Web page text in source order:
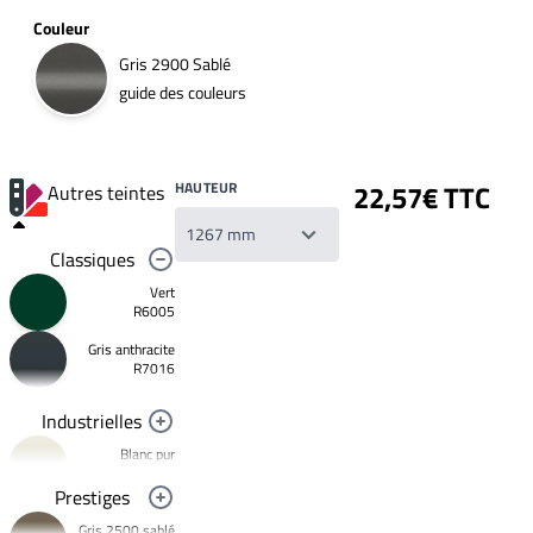
Couleur
Gris 2900 Sablé
guide des couleurs
Autres teintes
Classiques
Vert
R6005
Gris anthracite
R7016
Industrielles
Blanc pur
Noir foncé
Prestiges
HAUTEUR 22,57€ TTC
Votre
liste
souhaits
Un
produit
Créer